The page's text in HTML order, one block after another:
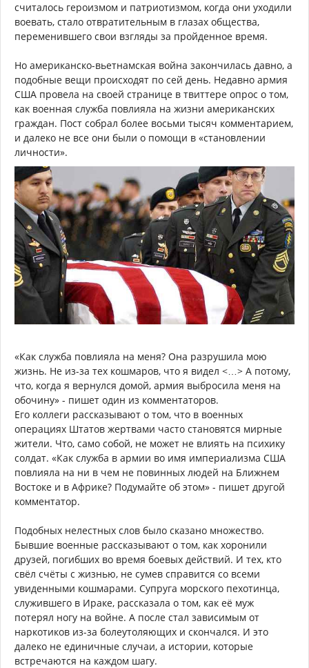
считалось героизмом и патриотизмом, когда они уходили
воевать, стало отвратительным в глазах общества,
переменившего свои взгляды за пройденное время.
Но американско-вьетнамская война закончилась давно, а
подобные вещи происходят по сей день. Недавно армия
США провела на своей странице в твиттере опрос о том,
как военная служба повлияла на жизни американских
граждан. Пост собрал более восьми тысяч комментарием,
и далеко не все они были о помощи в «становлении
личности».
«Как служба повлияла на меня? Она разрушила мою
жизнь. Не из-за тех кошмаров, что я видел <…> А потому,
что, когда я вернулся домой, армия выбросила меня на
обочину» - пишет один из комментаторов.
Его коллеги рассказывают о том, что в военных
операциях Штатов жертвами часто становятся мирные
жители. Что, само собой, не может не влиять на психику
солдат. «Как служба в армии во имя империализма США
повлияла на ни в чем не повинных людей на Ближнем
Востоке и в Африке? Подумайте об этом» - пишет другой
комментатор.
Подобных нелестных слов было сказано множество.
Бывшие военные рассказывают о том, как хоронили
друзей, погибших во время боевых действий. И тех, кто
свёл счёты с жизнью, не сумев справится со всеми
увиденными кошмарами. Супруга морского пехотинца,
служившего в Ираке, рассказала о том, как её муж
потерял ногу на войне. А после стал зависимым от
наркотиков из-за болеутоляющих и скончался. И это
далеко не единичные случаи, а истории, которые
встречаются на каждом шагу.